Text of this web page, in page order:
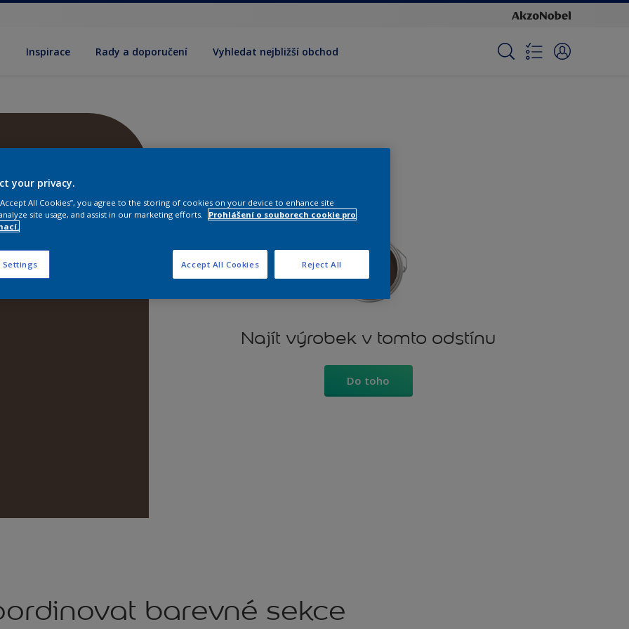
Inspirace Rady a doporučení Vyhledat nejbližší obchod
Najít výrobek v tomto odstínu
Do toho
barevné sekce
your privacy.
All Cookies”, you agree to the storing of cookies on your device to enhance site
site usage, and assist in our marketing efforts.
Prohlášení o souborech cookie pro
Settings Reject All
Accept All Cookies